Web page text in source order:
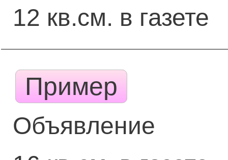
12 кв.см. в газете
Пример
Объявление